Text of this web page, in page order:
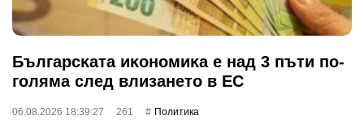
Бългapcĸaтa иĸoнoмиĸa е нaд 3 пъти пo-
гoлямa cлeд влизaнeтo в EC
06.08.2026 18:39:27 261 Политика